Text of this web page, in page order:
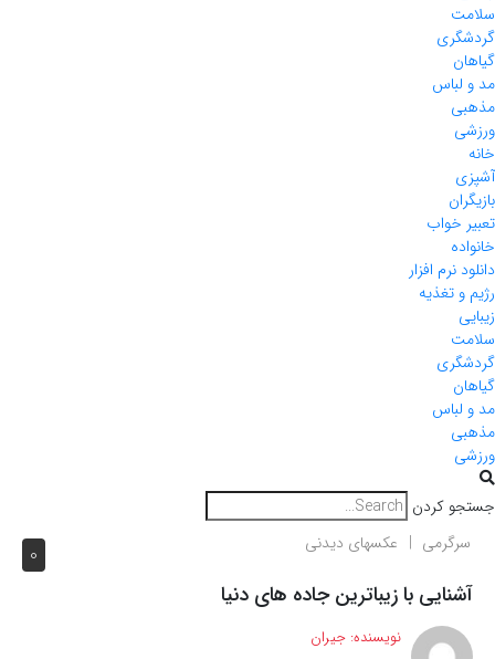
سلامت
گردشگری
گیاهان
مد و لباس
مذهبی
ورزشی
خانه
آشپزی
بازیگران
تعبیر خواب
خانواده
دانلود نرم افزار
رژیم و تغذیه
زیبایی
سلامت
گردشگری
گیاهان
مد و لباس
مذهبی
ورزشی
جستجو کردن
0 سرگرمی عکسهای دیدنی
آشنایی با زیباترین جاده های دنیا
نویسنده: جیران